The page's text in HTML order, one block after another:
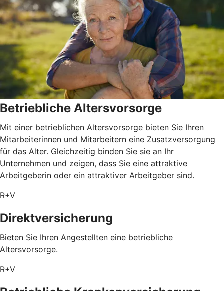
Betriebliche Altersvorsorge
Mit einer betrieblichen Altersvorsorge bieten Sie Ihren
Mitarbeiterinnen und Mitarbeitern eine Zusatzversorgung
für das Alter. Gleichzeitig binden Sie sie an Ihr
Unternehmen und zeigen, dass Sie eine attraktive
Arbeitgeberin oder ein attraktiver Arbeitgeber sind.
R+V
Direktversicherung
Bieten Sie Ihren Angestellten eine betriebliche
Altersvorsorge.
R+V